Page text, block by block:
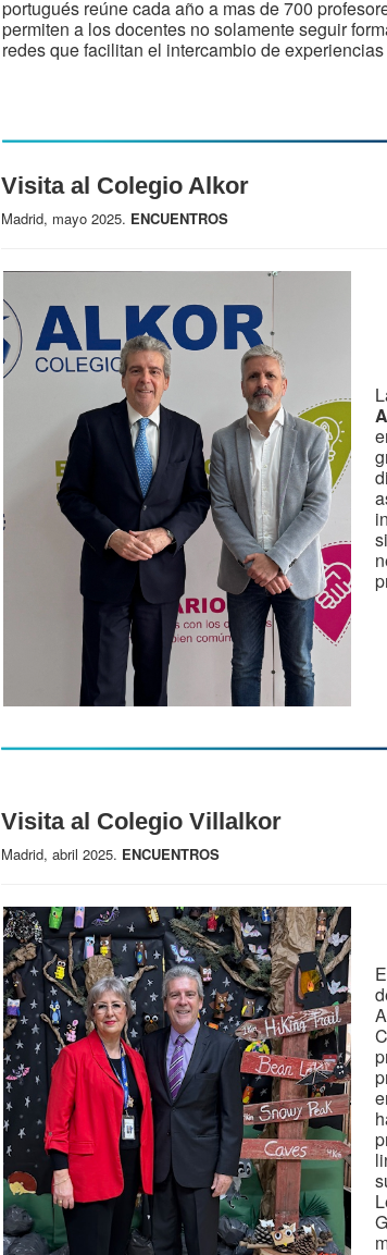
portugués reúne cada año a mas de 700
permiten a los docentes no solamente seguir
redes que facilitan el intercambio de
Visita al Colegio Alkor
Madrid, mayo 2025. ENCUENTROS
Visita al Colegio Villalkor
Madrid, abril 2025. ENCUENTROS